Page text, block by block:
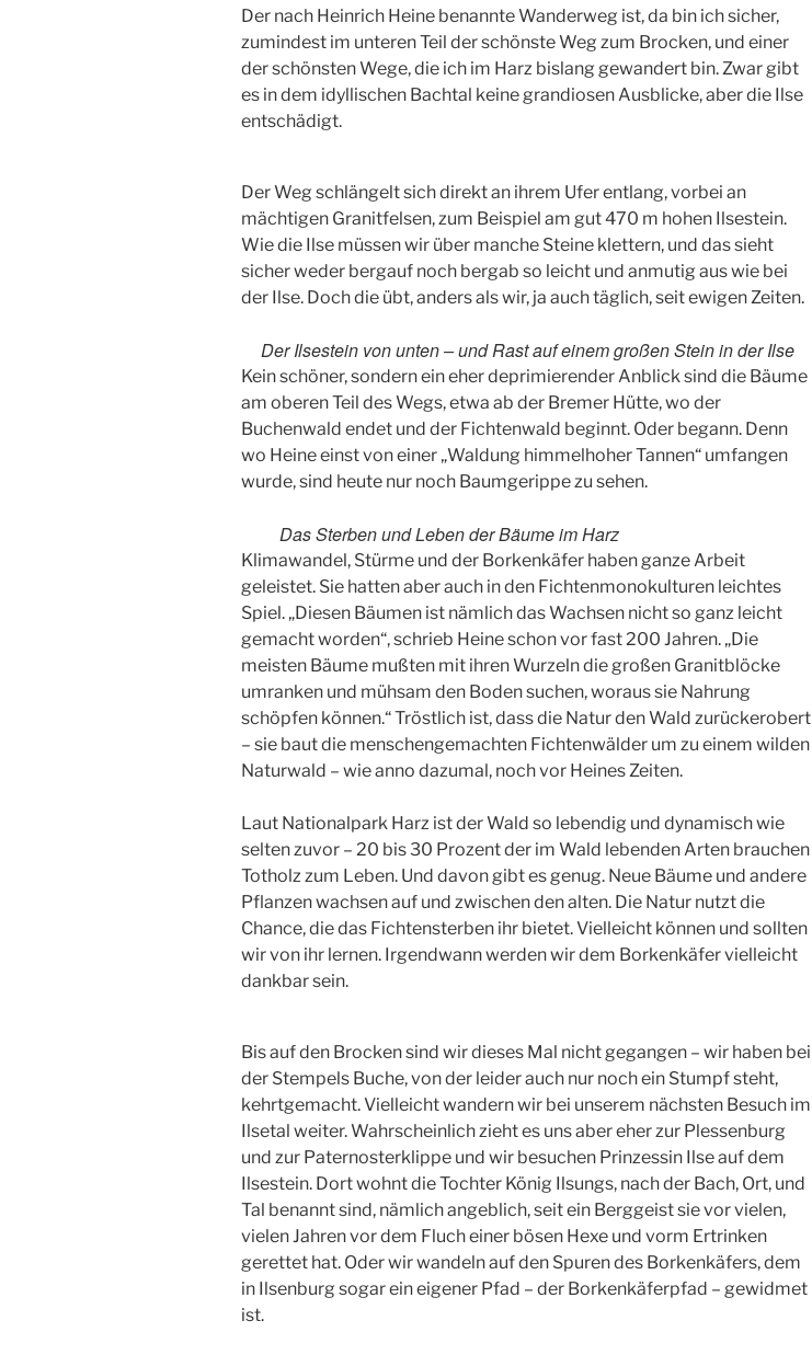
Der nach Heinrich Heine benannte Wanderweg ist, da bin ich sicher,
zumindest im unteren Teil der schönste Weg zum Brocken, und einer
der schönsten Wege, die ich im Harz bislang gewandert bin. Zwar gibt
es in dem idyllischen Bachtal keine grandiosen Ausblicke, aber die Ilse
entschädigt.
Der Weg schlängelt sich direkt an ihrem Ufer entlang, vorbei an
mächtigen Granitfelsen, zum Beispiel am gut 470 m hohen Ilsestein.
Wie die Ilse müssen wir über manche Steine klettern, und das sieht
sicher weder bergauf noch bergab so leicht und anmutig aus wie bei
der Ilse. Doch die übt, anders als wir, ja auch täglich, seit ewigen Zeiten.
Der Ilsestein von unten – und Rast auf einem großen Stein in der Ilse
Kein schöner, sondern ein eher deprimierender Anblick sind die Bäume
am oberen Teil des Wegs, etwa ab der Bremer Hütte, wo der
Buchenwald endet und der Fichtenwald beginnt. Oder begann. Denn
wo Heine einst von einer „Waldung himmelhoher Tannen“ umfangen
wurde, sind heute nur noch Baumgerippe zu sehen.
Das Sterben und Leben der Bäume im Harz
Klimawandel, Stürme und der Borkenkäfer haben ganze Arbeit
geleistet. Sie hatten aber auch in den Fichtenmonokulturen leichtes
Spiel. „Diesen Bäumen ist nämlich das Wachsen nicht so ganz leicht
gemacht worden“, schrieb Heine schon vor fast 200 Jahren. „Die
meisten Bäume mußten mit ihren Wurzeln die großen Granitblöcke
umranken und mühsam den Boden suchen, woraus sie Nahrung
schöpfen können.“ Tröstlich ist, dass die Natur den Wald zurückerobert
– sie baut die menschengemachten Fichtenwälder um zu einem wilden
Naturwald – wie anno dazumal, noch vor Heines Zeiten.
Laut Nationalpark Harz ist der Wald so lebendig und dynamisch wie
selten zuvor – 20 bis 30 Prozent der im Wald lebenden Arten brauchen
Totholz zum Leben. Und davon gibt es genug. Neue Bäume und andere
Pflanzen wachsen auf und zwischen den alten. Die Natur nutzt die
Chance, die das Fichtensterben ihr bietet. Vielleicht können und sollten
wir von ihr lernen. Irgendwann werden wir dem Borkenkäfer vielleicht
dankbar sein.
Bis auf den Brocken sind wir dieses Mal nicht gegangen – wir haben bei
der Stempels Buche, von der leider auch nur noch ein Stumpf steht,
kehrtgemacht. Vielleicht wandern wir bei unserem nächsten Besuch im
Ilsetal weiter. Wahrscheinlich zieht es uns aber eher zur Plessenburg
und zur Paternosterklippe und wir besuchen Prinzessin Ilse auf dem
Ilsestein. Dort wohnt die Tochter König Ilsungs, nach der Bach, Ort, und
Tal benannt sind, nämlich angeblich, seit ein Berggeist sie vor vielen,
vielen Jahren vor dem Fluch einer bösen Hexe und vorm Ertrinken
gerettet hat. Oder wir wandeln auf den Spuren des Borkenkäfers, dem
in Ilsenburg sogar ein eigener Pfad – der Borkenkäferpfad – gewidmet
ist.